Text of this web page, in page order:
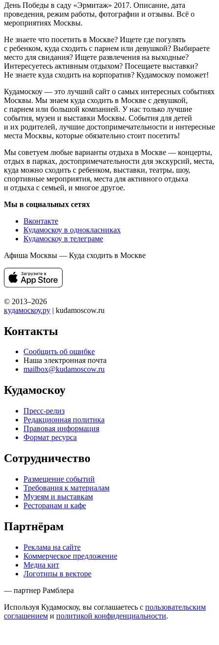
День Победы в саду «Эрмитаж» 2017. Описание, дата
проведения, режим работы, фотографии и отзывы. Всё о
мероприятиях Москвы.
Не знаете что посетить в Москве? Ищете где погулять
с ребенком, куда сходить с парнем или девушкой? Выбираете
место для свидания? Ищете развлечения на выходные?
Интересуетесь активным отдыхом? Посещаете выставки?
Не знаете куда сходить на корпоратив? Кудамоскоу поможет!
Кудамоскоу — это лучший сайт о самых интересных событиях
Москвы. Мы знаем куда сходить в Москве с девушкой,
с парнем или большой компанией. У нас только лучшие
события, музеи и выставки Москвы. События для детей
и их родителей, лучшие достопримечательности и интересные
места Москвы, которые обязательно стоит посетить!
Мы советуем любые варианты отдыха в Москве — концерты,
отдых в парках, достопримечательности для экскурсий, места,
куда можно сходить с ребенком, выставки, театры, шоу,
спортивные мероприятия, места для активного отдыха
и отдыха с семьей, и многое другое.
Мы в социальных сетях
Вконтакте
Кудамоскоу в однокласниках
Кудамоскоу в телеграме
Афиша Москвы — Куда сходить в Москве
© 2013–2026
кудамоскоу.ру | kudamoscow.ru
Контакты
Сообщить об ошибке
Наша электронная почта
mailbox@kudamoscow.ru
Кудамоскоу
Пресс-релиз
Редакционная политика
Правовая информация
Формат ресурса
Сотрудничество
Размещение событий
Требования к материалам
Музеям и выставкам
Ресторанам и кафе
Партнёрам
Реклама на сайте
Коммерческое предложение
Медиа кит
Логотипы в векторе
— партнер Рамблера
Используя Кудамоскоу, вы соглашаетесь с пользовательским
соглашением и политикой конфиденциальности.